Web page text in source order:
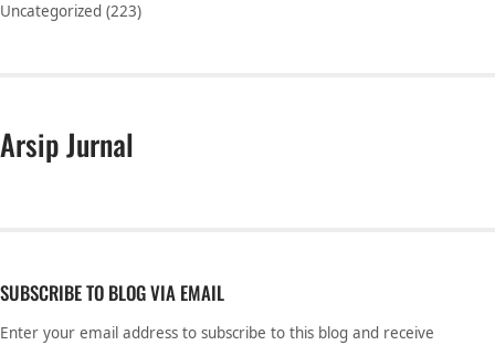
Uncategorized (223)
Arsip Jurnal
SUBSCRIBE TO BLOG VIA EMAIL
Enter your email address to subscribe to this blog and receive